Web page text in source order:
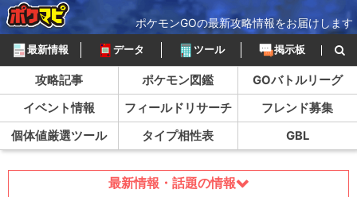
ポケモンGOの最新攻略情報をお届けします
最新情報 データ ツール 掲示板
攻略記事 ポケモン図鑑
GOバトルリーグ
イベント情報
フィールドリサーチ
フレンド募集
個体値厳選ツール
タイプ相性表 GBL
最新情報・話題の情報